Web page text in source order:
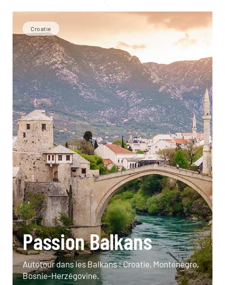
Croatie
Passion Balkans
Autotour dans les Balkans : Croatie, Monténégro,
Bosnie-Herzégovine.